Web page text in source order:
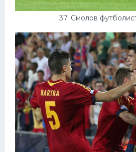
37. Смолов